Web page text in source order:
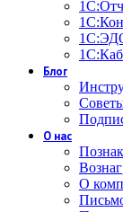
Блог
О нас
О